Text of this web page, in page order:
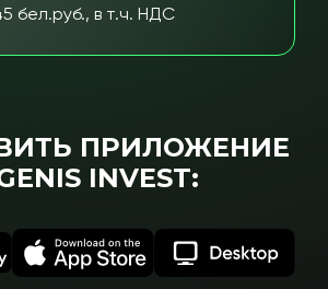
бел.руб., в т.ч. НДС
ПРИЛОЖЕНИЕ
INVEST: